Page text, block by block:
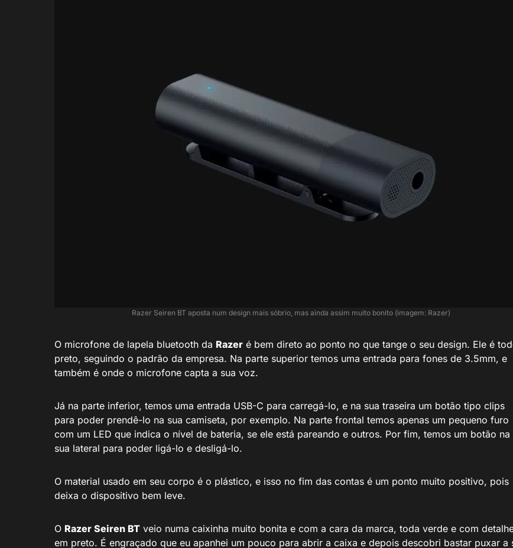
Razer Seiren BT aposta num design mais sóbrio, mas ainda assim muito bonito (imagem: Razer)
O microfone de lapela bluetooth da Razer é bem direto ao ponto no que tange o seu design. Ele é
preto, seguindo o padrão da empresa. Na parte superior temos uma entrada para fones de 3.5mm, e
também é onde o microfone capta a sua voz.
Já na parte inferior, temos uma entrada USB-C para carregá-lo, e na sua traseira um botão tipo clips
para poder prendê-lo na sua camiseta, por exemplo. Na parte frontal temos apenas um pequeno furo
com um LED que indica o nível de bateria, se ele está pareando e outros. Por fim, temos um botão na
sua lateral para poder ligá-lo e desligá-lo.
O material usado em seu corpo é o plástico, e isso no fim das contas é um ponto muito positivo, pois
deixa o dispositivo bem leve.
O Razer Seiren BT veio numa caixinha muito bonita e com a cara da marca, toda verde e com
em preto. É engraçado que eu apanhei um pouco para abrir a caixa e depois descobri bastar puxar a